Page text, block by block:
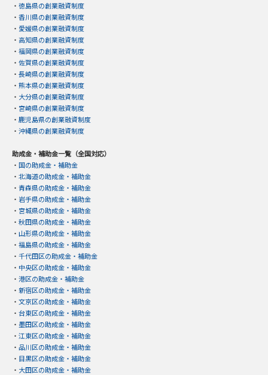
・ 徳島県の創業融資制度
・ 香川県の創業融資制度
・ 愛媛県の創業融資制度
・ 高知県の創業融資制度
・ 福岡県の創業融資制度
・ 佐賀県の創業融資制度
・ 長崎県の創業融資制度
・ 熊本県の創業融資制度
・ 大分県の創業融資制度
・ 宮崎県の創業融資制度
・ 鹿児島県の創業融資制度
・ 沖縄県の創業融資制度
助成金・補助金一覧（全国対応）
・ 国の助成金・補助金
・ 北海道の助成金・補助金
・ 青森県の助成金・補助金
・ 岩手県の助成金・補助金
・ 宮城県の助成金・補助金
・ 秋田県の助成金・補助金
・ 山形県の助成金・補助金
・ 福島県の助成金・補助金
・ 千代田区の助成金・補助金
・ 中央区の助成金・補助金
・ 港区の助成金・補助金
・ 新宿区の助成金・補助金
・ 文京区の助成金・補助金
・ 台東区の助成金・補助金
・ 墨田区の助成金・補助金
・ 江東区の助成金・補助金
・ 品川区の助成金・補助金
・ 目黒区の助成金・補助金
・ 大田区の助成金・補助金